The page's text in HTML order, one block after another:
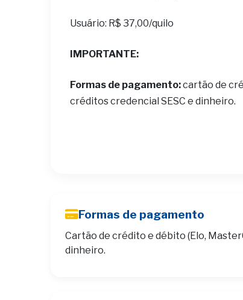
Usuário: R$ 37,00/quilo
IMPORTANTE:
Formas de pagamento:cartão de
créditos credencial SESC e dinheiro.
Formas de pagamento
Cartão de crédito e débito (Elo,
dinheiro.